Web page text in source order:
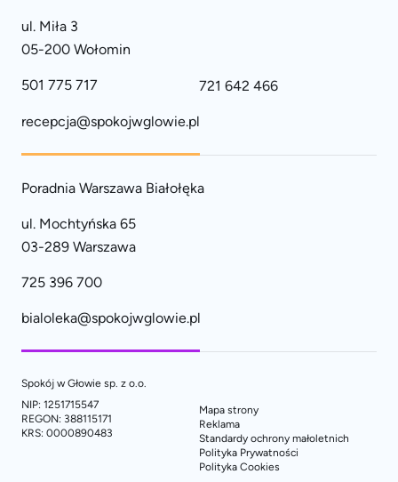
ul. Miła 3
05-200 Wołomin
501 775 717 721 642 466
recepcja@spokojwglowie.pl
Poradnia Warszawa Białołęka
ul. Mochtyńska 65
03-289 Warszawa
725 396 700
bialoleka@spokojwglowie.pl
Spokój w Głowie sp. z o.o.
NIP: 1251715547
REGON: 388115171
KRS: 0000890483
Mapa strony
Reklama
Standardy ochrony małoletnich
Polityka Prywatności
Polityka Cookies